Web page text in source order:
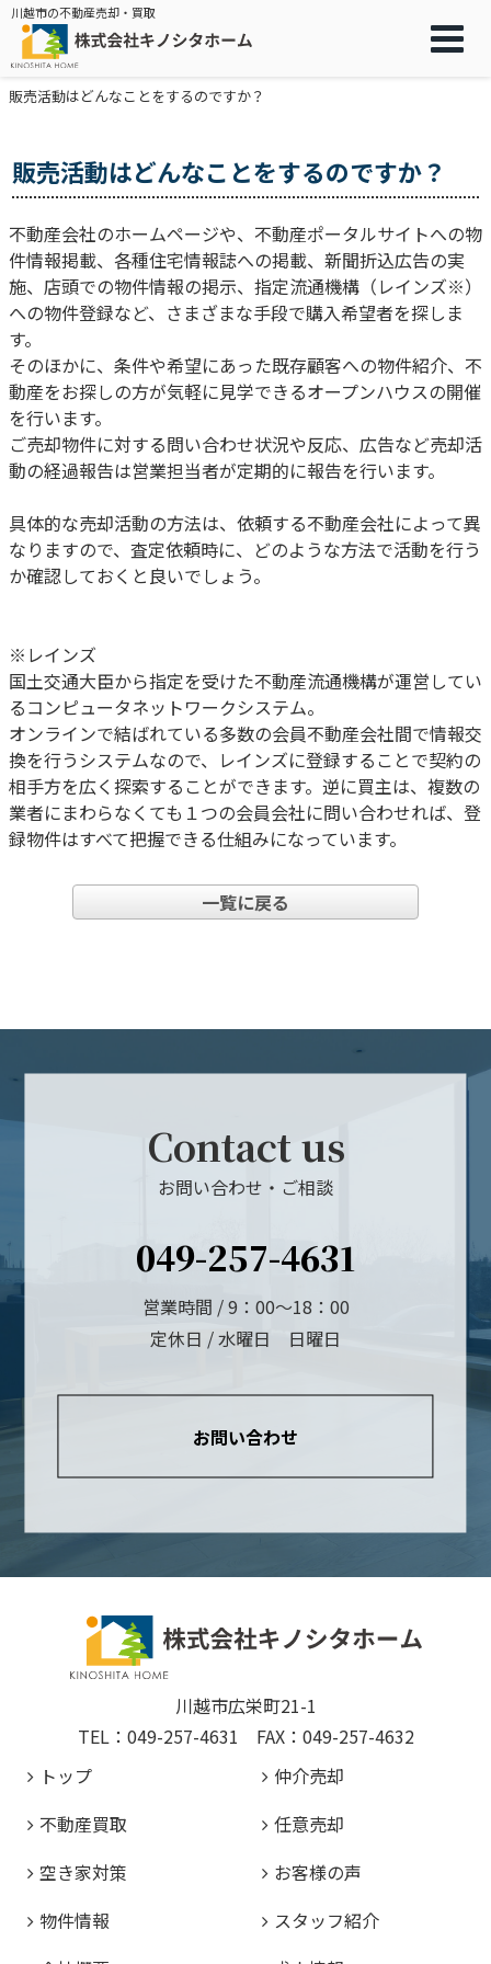
川越市の不動産売却・買取
販売活動はどんなことをするのですか？
販売活動はどんなことをするのですか？
不動産会社のホームページや、不動産ポータルサイトへの物
件情報掲載、各種住宅情報誌への掲載、新聞折込広告の実
施、店頭での物件情報の掲示、指定流通機構（レインズ※）
への物件登録など、さまざまな手段で購入希望者を探しま
す。
そのほかに、条件や希望にあった既存顧客への物件紹介、不
動産をお探しの方が気軽に見学できるオープンハウスの開催
を行います。
ご売却物件に対する問い合わせ状況や反応、広告など売却活
動の経過報告は営業担当者が定期的に報告を行います。
具体的な売却活動の方法は、依頼する不動産会社によって異
なりますので、査定依頼時に、どのような方法で活動を行う
か確認しておくと良いでしょう。
※レインズ
国土交通大臣から指定を受けた不動産流通機構が運営してい
るコンピュータネットワークシステム。
オンラインで結ばれている多数の会員不動産会社間で情報交
換を行うシステムなので、レインズに登録することで契約の
相手方を広く探索することができます。逆に買主は、複数の
業者にまわらなくても１つの会員会社に問い合わせれば、登
録物件はすべて把握できる仕組みになっています。
一覧に戻る
Contact us
お問い合わせ・ご相談
049-257-4631
営業時間 / 9：00～18：00
定休日 / 水曜日 日曜日
お問い合わせ
川越市広栄町21-1
TEL：049-257-4631 FAX：049-257-4632
トップ
仲介売却
不動産買取
任意売却
空き家対策
お客様の声
物件情報
スタッフ紹介